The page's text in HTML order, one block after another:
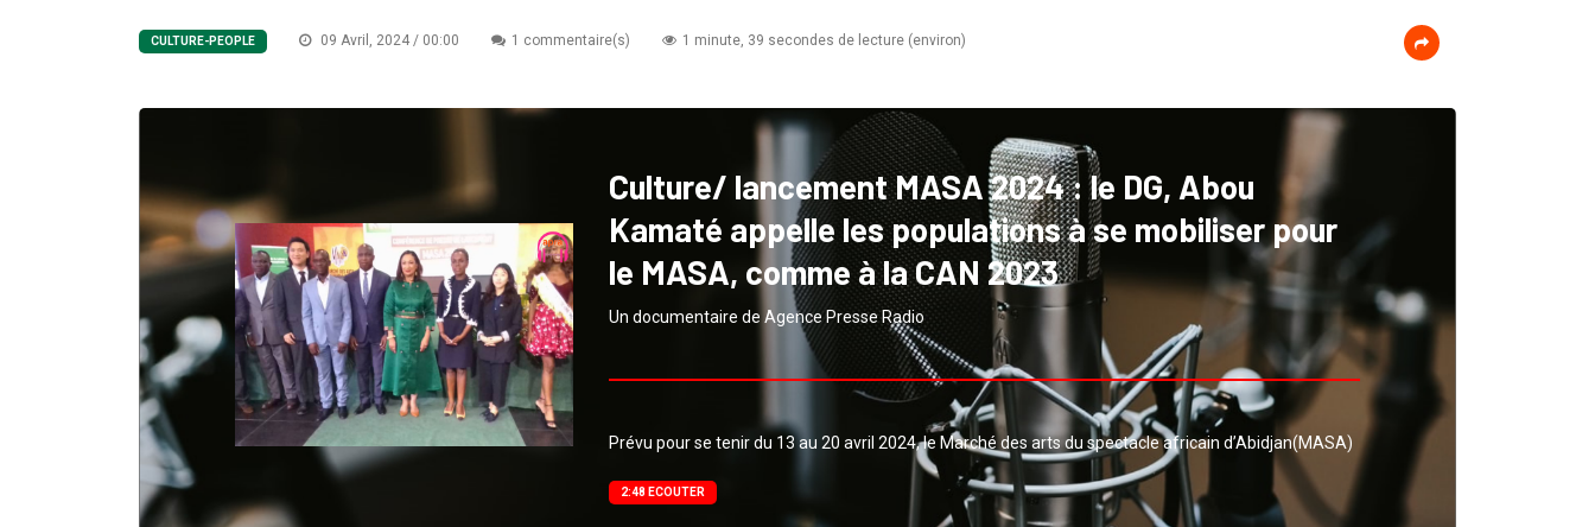
CULTURE-PEOPLE 09 Avril, 2024 / 00:00 1 commentaire(s) 1 minute, 39 secondes de lecture (environ)
Culture/ lancement MASA 2024 : le DG, Abou
Kamaté appelle les populations à se mobiliser pour
le MASA, comme à la CAN 2023
Un documentaire de Agence Presse Radio
Prévu pour se tenir du 13 au 20 avril 2024, le Marché des arts du spectacle africain d’Abidjan(MASA)
2:48 ECOUTER